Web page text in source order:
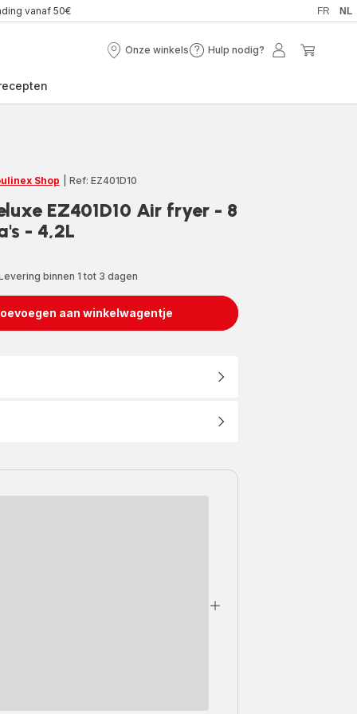
vanaf 50€ FR NL
Onze winkels
Onze
Hulp nodig?
Hulp
Mijn
Shop Ref: EZ401D10
EZ401D10 Air fryer - 8
- 4,2L
binnen 1 tot 3 dagen
aan winkelwagentje